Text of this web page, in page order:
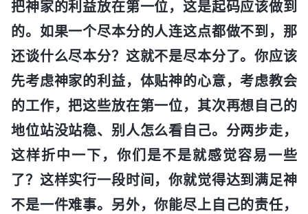
把神家的利益放在第一位，这是起码应该做到
的。如果一个尽本分的人连这点都做不到，那
还谈什么尽本分？这就不是尽本分了。你应该
先考虑神家的利益，体贴神的心意，考虑教会
的工作，把这些放在第一位，其次再想自己的
地位站没站稳、别人怎么看自己。分两步走，
这样折中一下，你们是不是就感觉容易一些
了？这样实行一段时间，你就觉得达到满足神
不是一件难事。另外，你能尽上自己的责任，